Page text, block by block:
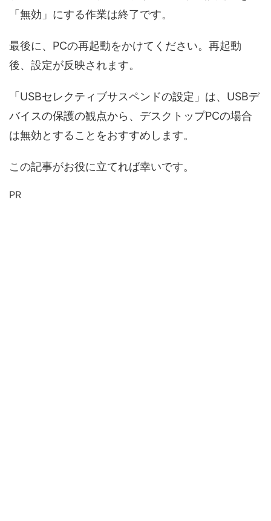
「無効」にする作業は終了です。
最後に、PCの再起動をかけてください。再起動
後、設定が反映されます。
「USBセレクティブサスペンドの設定」は、USBデ
バイスの保護の観点から、デスクトップPCの場合
は無効とすることをおすすめします。
この記事がお役に立てれば幸いです。
PR